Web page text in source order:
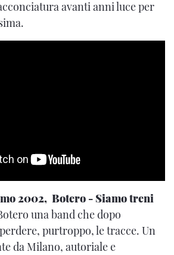
avanti anni luce per
2002, Botero - Siamo treni
una band che dopo
purtroppo, le tracce. Un
da Milano, autoriale e